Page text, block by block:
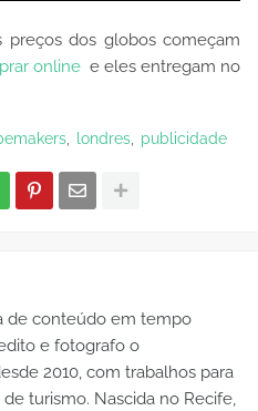
preços dos globos começam
online e eles entregam no
londres publicidade
de conteúdo em tempo
e fotografo o
2010, com trabalhos para
turismo. Nascida no Recife,